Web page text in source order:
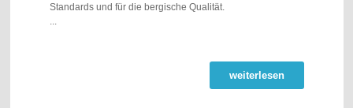
Standards und für die bergische Qualität.
...
weiterlesen